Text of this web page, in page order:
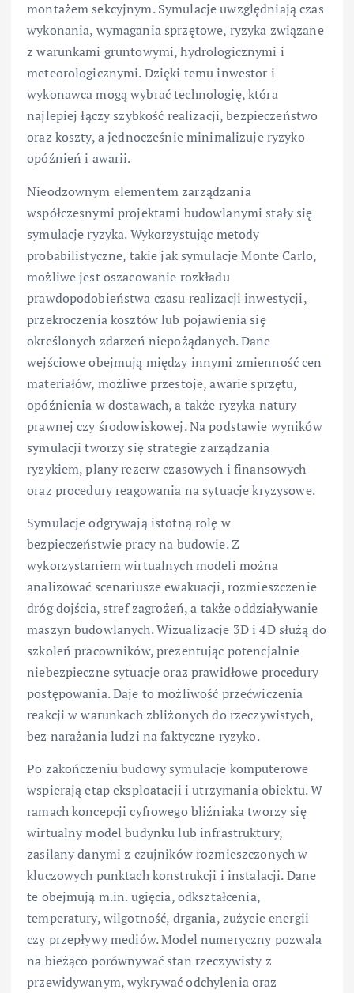
montażem sekcyjnym. Symulacje uwzględniają czas
wykonania, wymagania sprzętowe, ryzyka związane
z warunkami gruntowymi, hydrologicznymi i
meteorologicznymi. Dzięki temu inwestor i
wykonawca mogą wybrać technologię, która
najlepiej łączy szybkość realizacji, bezpieczeństwo
oraz koszty, a jednocześnie minimalizuje ryzyko
opóźnień i awarii.
Nieodzownym elementem zarządzania
współczesnymi projektami budowlanymi stały się
symulacje ryzyka. Wykorzystując metody
probabilistyczne, takie jak symulacje Monte Carlo,
możliwe jest oszacowanie rozkładu
prawdopodobieństwa czasu realizacji inwestycji,
przekroczenia kosztów lub pojawienia się
określonych zdarzeń niepożądanych. Dane
wejściowe obejmują między innymi zmienność cen
materiałów, możliwe przestoje, awarie sprzętu,
opóźnienia w dostawach, a także ryzyka natury
prawnej czy środowiskowej. Na podstawie wyników
symulacji tworzy się strategie zarządzania
ryzykiem, plany rezerw czasowych i finansowych
oraz procedury reagowania na sytuacje kryzysowe.
Symulacje odgrywają istotną rolę w
bezpieczeństwie pracy na budowie. Z
wykorzystaniem wirtualnych modeli można
analizować scenariusze ewakuacji, rozmieszczenie
dróg dojścia, stref zagrożeń, a także oddziaływanie
maszyn budowlanych. Wizualizacje 3D i 4D służą do
szkoleń pracowników, prezentując potencjalnie
niebezpieczne sytuacje oraz prawidłowe procedury
postępowania. Daje to możliwość przećwiczenia
reakcji w warunkach zbliżonych do rzeczywistych,
bez narażania ludzi na faktyczne ryzyko.
Po zakończeniu budowy symulacje komputerowe
wspierają etap eksploatacji i utrzymania obiektu. W
ramach koncepcji cyfrowego bliźniaka tworzy się
wirtualny model budynku lub infrastruktury,
zasilany danymi z czujników rozmieszczonych w
kluczowych punktach konstrukcji i instalacji. Dane
te obejmują m.in. ugięcia, odkształcenia,
temperatury, wilgotność, drgania, zużycie energii
czy przepływy mediów. Model numeryczny pozwala
na bieżąco porównywać stan rzeczywisty z
przewidywanym, wykrywać odchylenia oraz